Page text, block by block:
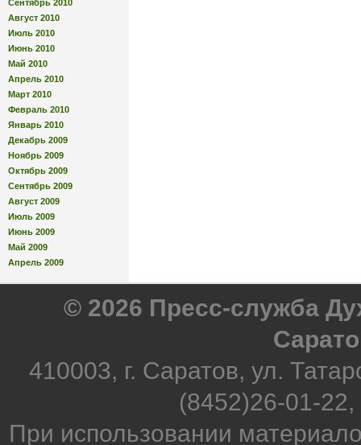
Сентябрь 2010
Август 2010
Июль 2010
Июнь 2010
Май 2010
Апрель 2010
Март 2010
Февраль 2010
Январь 2010
Декабрь 2009
Ноябрь 2009
Октябрь 2009
Сентябрь 2009
Август 2009
Июль 2009
Июнь 2009
Май 2009
Апрель 2009
© 2026 Пресс-служба
410003, г. Саратов, ул.
(8452)26-01-
При использовании